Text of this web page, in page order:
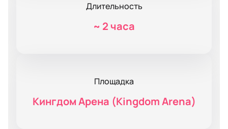
Длительность
~ 2 часа
Площадка
Кингдом Арена (Kingdom Arena)